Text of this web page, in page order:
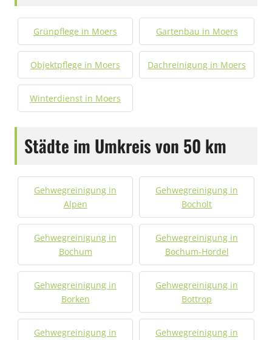
Grünpflege in Moers Gartenbau in Moers
Objektpflege in Moers Dachreinigung in Moers
Winterdienst in Moers
Städte im Umkreis von 50 km
Gehwegreinigung in
Alpen
Gehwegreinigung in
Bocholt
Gehwegreinigung in
Bochum
Gehwegreinigung in
Bochum-Hordel
Gehwegreinigung in
Borken
Gehwegreinigung in
Bottrop
Gehwegreinigung in
Gehwegreinigung in